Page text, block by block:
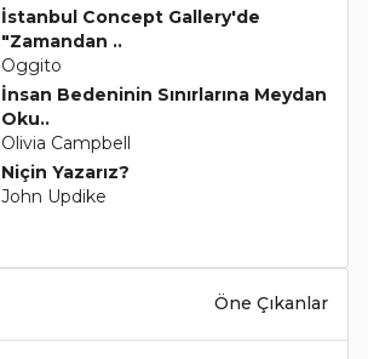
İstanbul Concept Gallery'de
"Zamandan ..
Oggito
İnsan Bedeninin Sınırlarına Meydan
Oku..
Olivia Campbell
Niçin Yazarız?
John Updike
Öne Çıkanlar